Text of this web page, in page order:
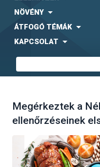
NÖVÉNY
ÁTFOGÓ TÉMÁK
KAPCSOLAT
Megérkeztek a
ellenőrzéseinek